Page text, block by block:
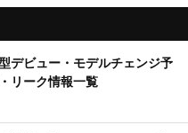
デビュー・モデルチェンジ予
リーク情報一覧